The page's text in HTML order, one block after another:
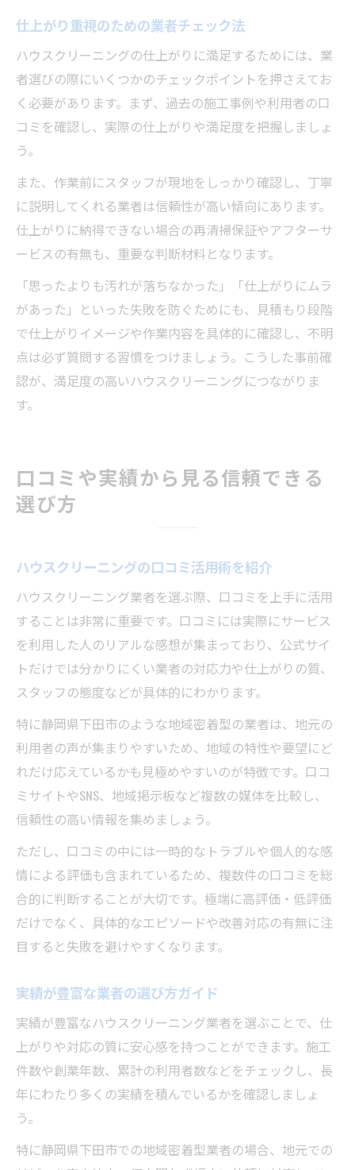
仕上がり重視のための業者チェック法
ハウスクリーニングの仕上がりに満足するためには、業
者選びの際にいくつかのチェックポイントを押さえてお
く必要があります。まず、過去の施工事例や利用者の口
コミを確認し、実際の仕上がりや満足度を把握しましょ
う。
また、作業前にスタッフが現地をしっかり確認し、丁寧
に説明してくれる業者は信頼性が高い傾向にあります。
仕上がりに納得できない場合の再清掃保証やアフターサ
ービスの有無も、重要な判断材料となります。
「思ったよりも汚れが落ちなかった」「仕上がりにムラ
があった」といった失敗を防ぐためにも、見積もり段階
で仕上がりイメージや作業内容を具体的に確認し、不明
点は必ず質問する習慣をつけましょう。こうした事前確
認が、満足度の高いハウスクリーニングにつながりま
す。
口コミや実績から見る信頼できる
選び方
ハウスクリーニングの口コミ活用術を紹介
ハウスクリーニング業者を選ぶ際、口コミを上手に活用
することは非常に重要です。口コミには実際にサービス
を利用した人のリアルな感想が集まっており、公式サイ
トだけでは分かりにくい業者の対応力や仕上がりの質、
スタッフの態度などが具体的にわかります。
特に静岡県下田市のような地域密着型の業者は、地元の
利用者の声が集まりやすいため、地域の特性や要望にど
れだけ応えているかも見極めやすいのが特徴です。口コ
ミサイトやSNS、地域掲示板など複数の媒体を比較し、
信頼性の高い情報を集めましょう。
ただし、口コミの中には一時的なトラブルや個人的な感
情による評価も含まれているため、複数件の口コミを総
合的に判断することが大切です。極端に高評価・低評価
だけでなく、具体的なエピソードや改善対応の有無に注
目すると失敗を避けやすくなります。
実績が豊富な業者の選び方ガイド
実績が豊富なハウスクリーニング業者を選ぶことで、仕
上がりや対応の質に安心感を持つことができます。施工
件数や創業年数、累計の利用者数などをチェックし、長
年にわたり多くの実績を積んでいるかを確認しましょ
う。
特に静岡県下田市での地域密着型業者の場合、地元での